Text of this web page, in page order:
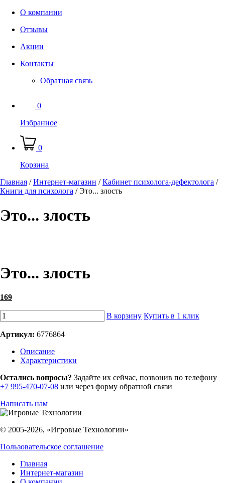
О компании
Отзывы
Акции
Контакты
Обратная связь
0
Избранное
0
Корзина
Главная /Интернет-магазин /Кабинет психолога-дефектолога /
Книги для психолога /Это... злость
Это... злость
Это... злость
169
В корзину Купить в 1 клик
Артикул: 6776864
Описание
Характеристики
Остались вопросы? Задайте их сейчас, позвонив по телефону
+7 995-470-07-08 или через форму обратной связи
Написать нам
© 2005-2026, «Игровые Технологии»
Пользовательское соглашение
Главная
Интернет-магазин